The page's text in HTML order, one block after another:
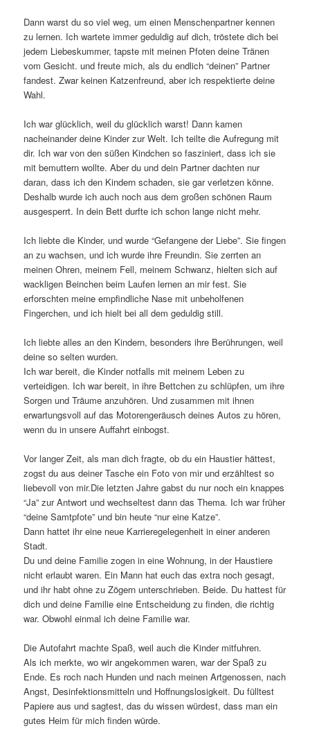
Dann warst du so viel weg, um einen Menschenpartner kennen
zu lernen. Ich wartete immer geduldig auf dich, tröstete dich bei
jedem Liebeskummer, tapste mit meinen Pfoten deine Tränen
vom Gesicht. und freute mich, als du endlich “deinen” Partner
fandest. Zwar keinen Katzenfreund, aber ich respektierte deine
Wahl.
Ich war glücklich, weil du glücklich warst! Dann kamen
nacheinander deine Kinder zur Welt. Ich teilte die Aufregung mit
dir. Ich war von den süßen Kindchen so fasziniert, dass ich sie
mit bemuttern wollte. Aber du und dein Partner dachten nur
daran, dass ich den Kindern schaden, sie gar verletzen könne.
Deshalb wurde ich auch noch aus dem großen schönen Raum
ausgesperrt. In dein Bett durfte ich schon lange nicht mehr.
Ich liebte die Kinder, und wurde “Gefangene der Liebe”. Sie fingen
an zu wachsen, und ich wurde ihre Freundin. Sie zerrten an
meinen Ohren, meinem Fell, meinem Schwanz, hielten sich auf
wackligen Beinchen beim Laufen lernen an mir fest. Sie
erforschten meine empfindliche Nase mit unbeholfenen
Fingerchen, und ich hielt bei all dem geduldig still.
Ich liebte alles an den Kindern, besonders ihre Berührungen, weil
deine so selten wurden.
Ich war bereit, die Kinder notfalls mit meinem Leben zu
verteidigen. Ich war bereit, in ihre Bettchen zu schlüpfen, um ihre
Sorgen und Träume anzuhören. Und zusammen mit ihnen
erwartungsvoll auf das Motorengeräusch deines Autos zu hören,
wenn du in unsere Auffahrt einbogst.
Vor langer Zeit, als man dich fragte, ob du ein Haustier hättest,
zogst du aus deiner Tasche ein Foto von mir und erzähltest so
liebevoll von mir.Die letzten Jahre gabst du nur noch ein knappes
“Ja” zur Antwort und wechseltest dann das Thema. Ich war früher
“deine Samtpfote” und bin heute “nur eine Katze”.
Dann hattet ihr eine neue Karrieregelegenheit in einer anderen
Stadt.
Du und deine Familie zogen in eine Wohnung, in der Haustiere
nicht erlaubt waren. Ein Mann hat euch das extra noch gesagt,
und ihr habt ohne zu Zögern unterschrieben. Beide. Du hattest für
dich und deine Familie eine Entscheidung zu finden, die richtig
war. Obwohl einmal ich deine Familie war.
Die Autofahrt machte Spaß, weil auch die Kinder mitfuhren.
Als ich merkte, wo wir angekommen waren, war der Spaß zu
Ende. Es roch nach Hunden und nach meinen Artgenossen, nach
Angst, Desinfektionsmitteln und Hoffnungslosigkeit. Du fülltest
Papiere aus und sagtest, das du wissen würdest, dass man ein
gutes Heim für mich finden würde.